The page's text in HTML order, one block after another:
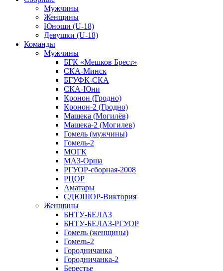
Мужчины
Женщины
Юноши (U-18)
Девушки (U-18)
Команды
Мужчины
БГК «Мешков Брест»
СКА-Минск
БГУФК-СКА
СКА-Юни
Кронон (Гродно)
Кронон-2 (Гродно)
Машека (Могилёв)
Машека-2 (Могилев)
Гомель (мужчины)
Гомель-2
МОГК
МАЗ-Орша
РГУОР-сборная-2008
РЦОР
Аматары
СДЮШОР-Виктория
Женщины
БНТУ-БЕЛАЗ
БНТУ-БЕЛАЗ-РГУОР
Гомель (женщины)
Гомель-2
Городничанка
Городничанка-2
Берестье